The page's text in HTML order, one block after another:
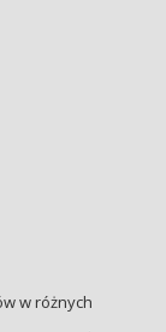
w różnych